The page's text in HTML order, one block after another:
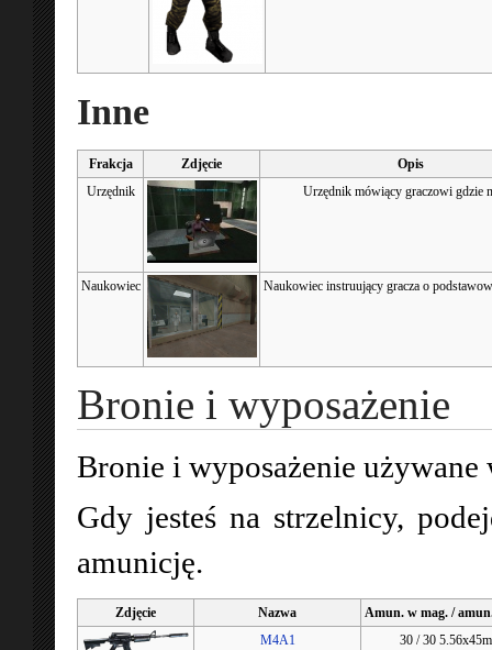
Inne
Frakcja Zdjęcie
Opis
Urzędnik
Urzędnik mówiący graczowi gdzie
Naukowiec Naukowiec instruujący gracza o
Bronie i wyposażenie
Bronie i wyposażenie używane
Gdy jesteś na strzelnicy,
amunicję.
Zdjęcie Nazwa
Amun. w mag. / amun.
M4A1
30 / 30